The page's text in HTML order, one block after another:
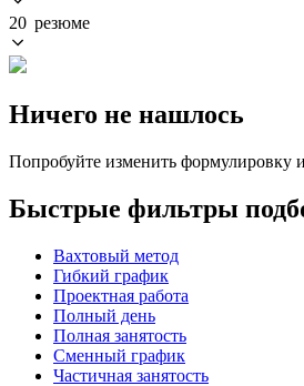
20 резюме
Ничего не нашлось
Попробуйте изменить формулировку
Быстрые фильтры
Вахтовый метод
Гибкий график
Проектная работа
Полный день
Полная занятость
Сменный график
Частичная занятость